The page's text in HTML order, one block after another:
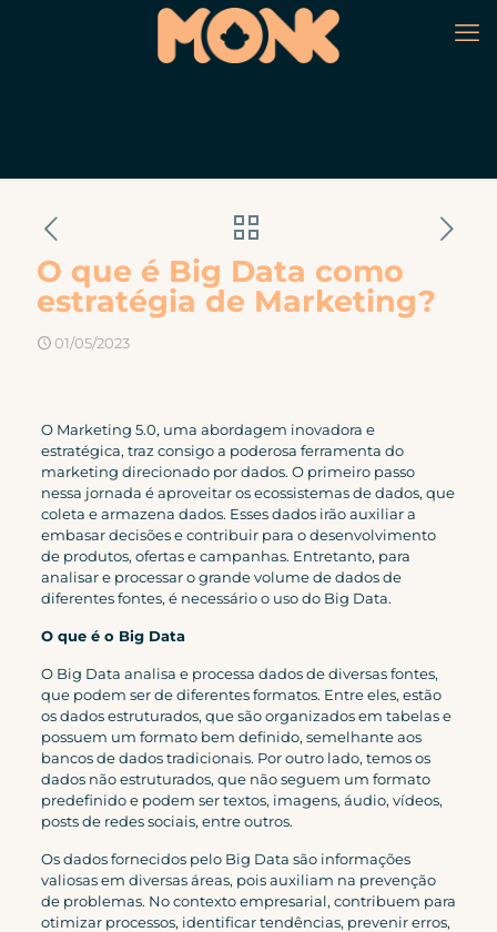
O que é Big Data como
estratégia de Marketing?
01/05/2023
O Marketing 5.0, uma abordagem inovadora e
estratégica, traz consigo a poderosa ferramenta do
marketing direcionado por dados. O primeiro passo
nessa jornada é aproveitar os ecossistemas de dados, que
coleta e armazena dados. Esses dados irão auxiliar a
embasar decisões e contribuir para o desenvolvimento
de produtos, ofertas e campanhas. Entretanto, para
analisar e processar o grande volume de dados de
diferentes fontes, é necessário o uso do Big Data.
O que é o Big Data
O Big Data analisa e processa dados de diversas fontes,
que podem ser de diferentes formatos. Entre eles, estão
os dados estruturados, que são organizados em tabelas e
possuem um formato bem definido, semelhante aos
bancos de dados tradicionais. Por outro lado, temos os
dados não estruturados, que não seguem um formato
predefinido e podem ser textos, imagens, áudio, vídeos,
posts de redes sociais, entre outros.
Os dados fornecidos pelo Big Data são informações
valiosas em diversas áreas, pois auxiliam na prevenção
de problemas. No contexto empresarial, contribuem para
otimizar processos, identificar tendências, prevenir erros,